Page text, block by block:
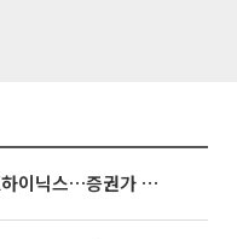
'불안과 기대 사이' 널뛰는 SK하이닉스…증권가 "HBM4·LTA 기반 펀터멘털 견고"